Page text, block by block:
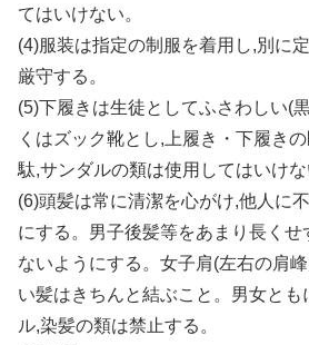
てはいけない。
(4)服装は指定の制服を着用し,別に
厳守する。
(5)下履きは生徒としてふさわしい(
くはズック靴とし,上履き・下履き
駄,サンダルの類は使用してはいけな
(6)頭髪は常に清潔を心がけ,他人に
にする。男子後髪等をあまり長くせ
ないようにする。女子肩(左右の肩
い髪はきちんと結ぶこと。男女とも
ル,染髪の類は禁止する。